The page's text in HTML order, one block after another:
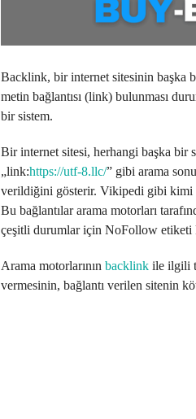
Backlink, bir internet sitesinin başka
metin bağlantısı (link) bulunması
bir sistem.
Bir internet sitesi, herhangi başka bir
„link:https://utf-8.llc/” gibi arama
verildiğini gösterir. Vikipedi gibi kimi
Bu bağlantılar arama motorları
çeşitli durumlar için NoFollow etiketi
Arama motorlarının backlink ile ilgili
vermesinin, bağlantı verilen sitenin